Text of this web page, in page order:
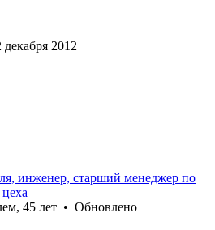
декабря 2012
инженер, старший менеджер по
, 45 лет • Обновлено